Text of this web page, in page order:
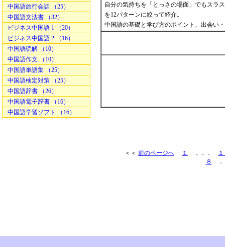
中国語旅行会話 （25）
中国語文法書 （32）
ビジネス中国語 1 （20）
ビジネス中国語 2 （16）
中国語読解 （10）
中国語作文 （10）
中国語単語集 （25）
中国語検定対策 （25）
中国語辞書 （26）
中国語電子辞書 （16）
中国語学習ソフト （16）
自分の気持ちを「とっさの場面」でもスラ
を12パターンに絞って紹介。
中国語の基礎と学び方のポイント、出会い
＜＜ 前のページへ １ ．．．
８